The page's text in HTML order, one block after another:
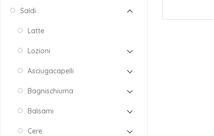
Saldi
Latte
Lozioni
Asciugacapelli
Bagnischiuma
Balsami
Cere